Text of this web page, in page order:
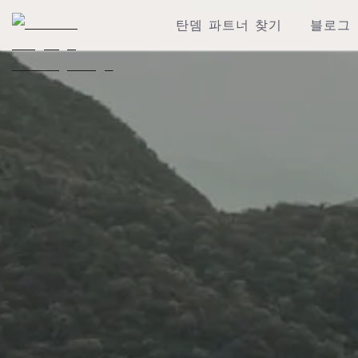
탄뎀 파트너 찾기 블로그